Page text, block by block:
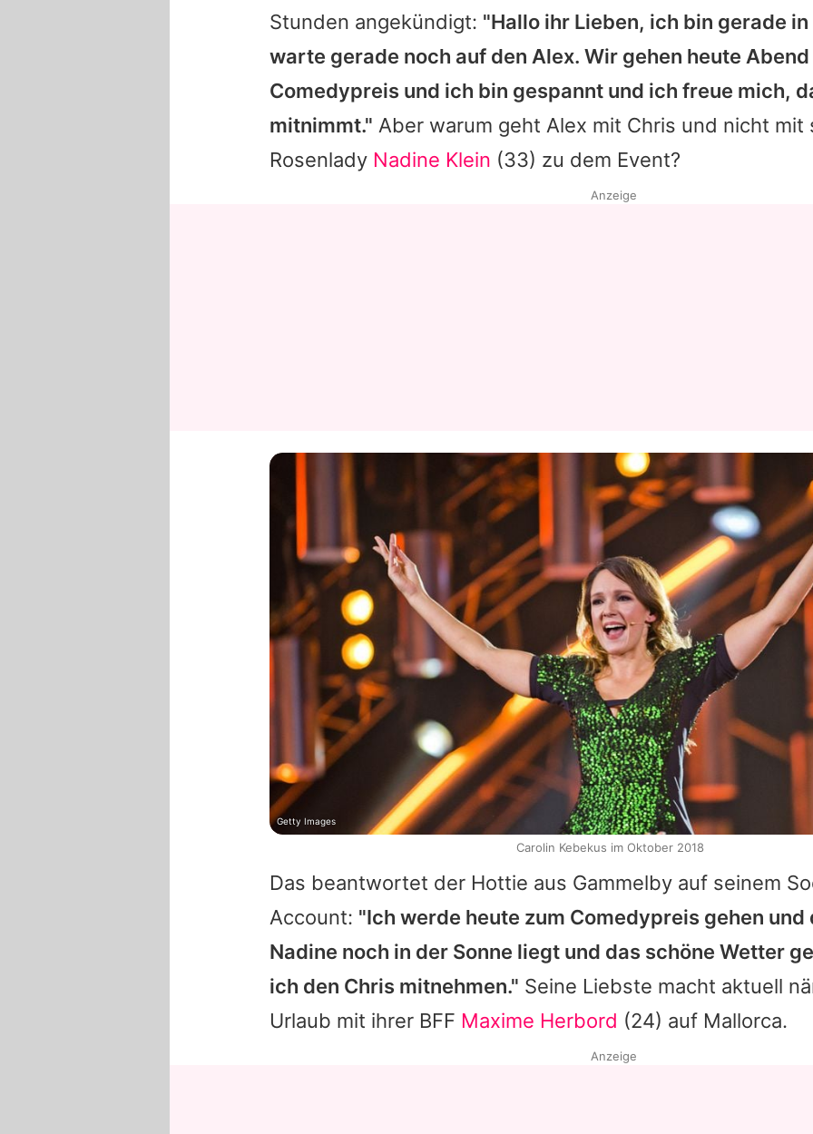
Stunden angekündigt: "Hallo ihr Lieben, ich bin gerade in
warte gerade noch auf den Alex. Wir gehen heute
Comedypreis und ich bin gespannt und ich freue mich,
mitnimmt." Aber warum geht Alex mit Chris und nicht mit
Rosenlady Nadine Klein (33) zu dem Event?
Das beantwortet der Hottie aus Gammelby auf seinem
Account: "Ich werde heute zum Comedypreis gehen
Nadine noch in der Sonne liegt und das schöne Wetter
ich den Chris mitnehmen." Seine Liebste macht aktuell
Urlaub mit ihrer BFF Maxime Herbord (24) auf Mallorca.
Anzeige
Getty Images
Carolin Kebekus im Oktober 2018
Anzeige